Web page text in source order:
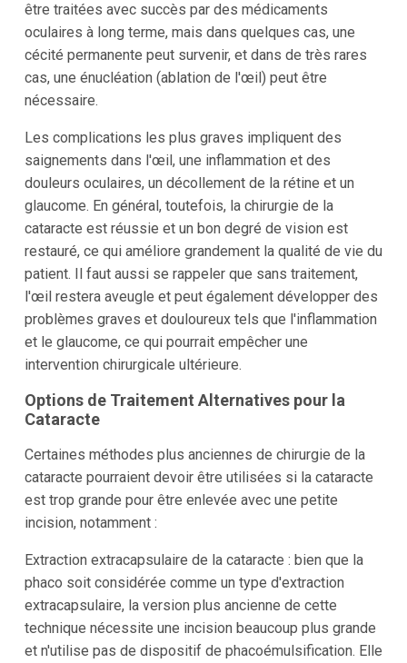
être traitées avec succès par des médicaments
oculaires à long terme, mais dans quelques cas, une
cécité permanente peut survenir, et dans de très rares
cas, une énucléation (ablation de l'œil) peut être
nécessaire.
Les complications les plus graves impliquent des
saignements dans l'œil, une inflammation et des
douleurs oculaires, un décollement de la rétine et un
glaucome. En général, toutefois, la chirurgie de la
cataracte est réussie et un bon degré de vision est
restauré, ce qui améliore grandement la qualité de vie du
patient. Il faut aussi se rappeler que sans traitement,
l'œil restera aveugle et peut également développer des
problèmes graves et douloureux tels que l'inflammation
et le glaucome, ce qui pourrait empêcher une
intervention chirurgicale ultérieure.
Options de Traitement Alternatives pour la
Cataracte
Certaines méthodes plus anciennes de chirurgie de la
cataracte pourraient devoir être utilisées si la cataracte
est trop grande pour être enlevée avec une petite
incision, notamment :
Extraction extracapsulaire de la cataracte : bien que la
phaco soit considérée comme un type d'extraction
extracapsulaire, la version plus ancienne de cette
technique nécessite une incision beaucoup plus grande
et n'utilise pas de dispositif de phacoémulsification. Elle